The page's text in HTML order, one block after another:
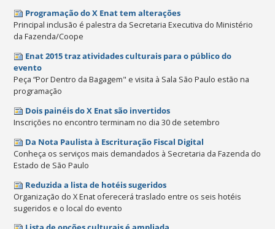
Programação do X Enat tem alterações
Principal inclusão é palestra da Secretaria Executiva do Ministério
da Fazenda/Coope
Enat 2015 traz atividades culturais para o público do
evento
Peça “Por Dentro da Bagagem" e visita à Sala São Paulo estão na
programação
Dois painéis do X Enat são invertidos
Inscrições no encontro terminam no dia 30 de setembro
Da Nota Paulista à Escrituração Fiscal Digital
Conheça os serviços mais demandados à Secretaria da Fazenda do
Estado de São Paulo
Reduzida a lista de hotéis sugeridos
Organização do X Enat oferecerá traslado entre os seis hotéis
sugeridos e o local do evento